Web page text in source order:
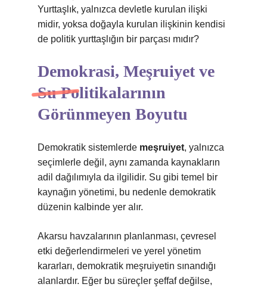
Yurttaşlık, yalnızca devletle kurulan ilişki
midir, yoksa doğayla kurulan ilişkinin kendisi
de politik yurttaşlığın bir parçası mıdır?
Demokrasi, Meşruiyet ve
Su Politikalarının
Görünmeyen Boyutu
Demokratik sistemlerde meşruiyet, yalnızca
seçimlerle değil, aynı zamanda kaynakların
adil dağılımıyla da ilgilidir. Su gibi temel bir
kaynağın yönetimi, bu nedenle demokratik
düzenin kalbinde yer alır.
Akarsu havzalarının planlanması, çevresel
etki değerlendirmeleri ve yerel yönetim
kararları, demokratik meşruiyetin sınandığı
alanlardır. Eğer bu süreçler şeffaf değilse,